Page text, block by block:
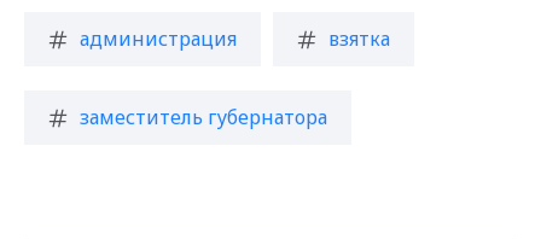
администрация взятка
заместитель губернатора